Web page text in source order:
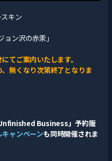
キン
ン沢の赤汞」
てご案内いたします。
無くなり次第終了となりま
Business」予約販
ャンペーンも同時開催されま